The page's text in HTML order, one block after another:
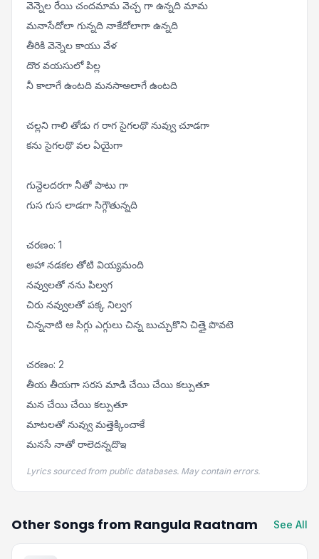
వెన్నెల రేయి చందమామ వెచ్చ గా ఉన్నది మామ
మనాసేదోలా గున్నది నాకేదోలాగా ఉన్నది
తీరికి వెన్నెల కాయు వేళ
దొర వయసులో పిల్ల
నీ కాలాగే ఉంటది మనసాఅలాగే ఉంటది
చల్లని గాలి తోడు గ రాగ సైగలథొ నువ్వు చూడగా
కను సైగలథొ వల ఏయైగా
గున్దెలదరగా నీతో పాటు గా
గుస గుస లాడగా సిగ్గౌతున్నది
చరణం: 1
అహా నడకల తోటి వియ్యమంది
నవ్వులతో నను పిల్వగ
చిరు నవ్వులతో పక్క నిల్వగ
చిన్ననాటి ఆ సిగ్గు ఎగ్గులు చిన్న బుచ్చుకొని చిత్తై పొవటె
చరణం: 2
తీయ తీయగా సరస మాడి చేయి చేయి కల్పుతూ
మన చేయి చేయి కల్పుతూ
మాటలతో నువ్వు మత్తెక్కించాకే
మనసే నాతో రాలెదన్నదొఇ
Lyrics sourced from public databases. May contain errors.
Other Songs from Rangula Raatnam See All